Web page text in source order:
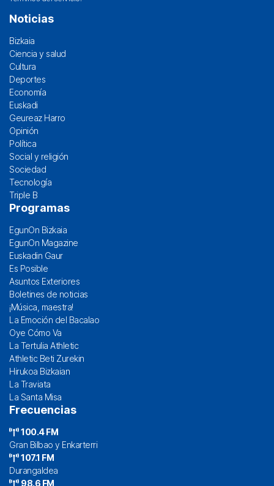
Noticias
Bizkaia
Ciencia y salud
Cultura
Deportes
Economía
Euskadi
Geureaz Harro
Opinión
Política
Social y religión
Sociedad
Tecnología
Triple B
Programas
EgunOn Bizkaia
EgunOn Magazine
Euskadin Gaur
Es Posible
Asuntos Exteriores
Boletines de noticias
¡Música, maestra!
La Emoción del Bacalao
Oye Cómo Va
La Tertulia Athletic
Athletic Beti Zurekin
Hirukoa Bizkaian
La Traviata
La Santa Misa
Frecuencias
100.4 FM
Gran Bilbao y Enkarterri
107.1 FM
Durangaldea
98.6 FM